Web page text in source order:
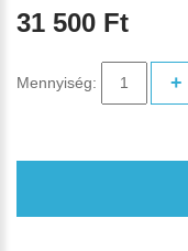
31 500 Ft
Mennyiség: +